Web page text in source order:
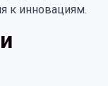
к инновациям.